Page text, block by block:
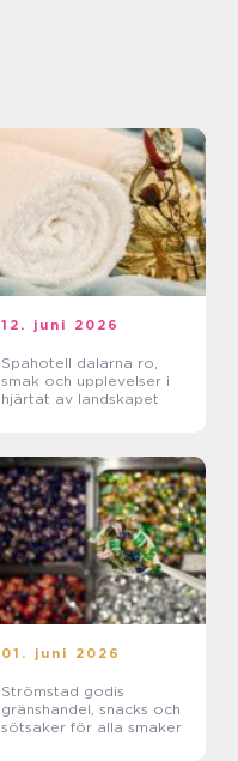
12. juni 2026
Spahotell dalarna ro,
smak och upplevelser i
hjärtat av landskapet
01. juni 2026
Strömstad godis
gränshandel, snacks och
sötsaker för alla smaker